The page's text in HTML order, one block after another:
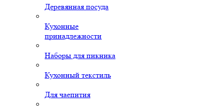
Деревянная посуда
Кухонные
принадлежности
Наборы для пикника
Кухонный текстиль
Для чаепития